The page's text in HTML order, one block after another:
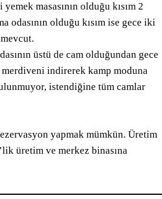
masasının olduğu kısım 2
odasının olduğu kısım ise gece iki
üstü de cam olduğundan gece
merdiveni indirerek kamp moduna
istendiğine tüm camlar
yapmak mümkün. Üretim
üretim ve merkez binasına